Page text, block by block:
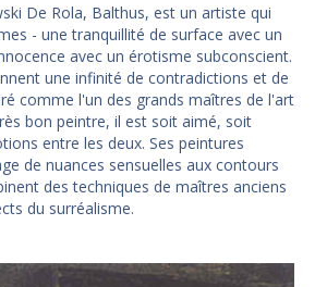
De Rola, Balthus, est un artiste qui
- une tranquillité de surface avec un
avec un érotisme subconscient.
une infinité de contradictions et de
comme l'un des grands maîtres de l'art
bon peintre, il est soit aimé, soit
entre les deux. Ses peintures
de nuances sensuelles aux contours
des techniques de maîtres anciens
du surréalisme.